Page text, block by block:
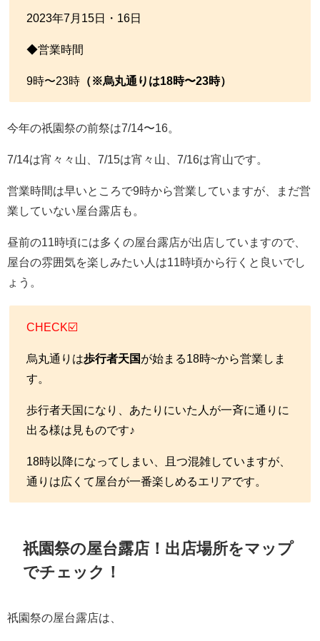
2023年7月15日・16日
◆営業時間
9時〜23時 （※烏丸通りは18時〜23時）
今年の祇園祭の前祭は7/14〜16。
7/14は宵々々山、7/15は宵々山、7/16は宵山です。
営業時間は早いところで9時から営業していますが、まだ営
業していない屋台露店も。
昼前の11時頃には多くの屋台露店が出店していますので、
屋台の雰囲気を楽しみたい人は11時頃から行くと良いでし
ょう。
CHECK☑️
烏丸通りは歩行者天国が始まる18時~から営業しま
す。
歩行者天国になり、あたりにいた人が一斉に通りに
出る様は見ものです♪
18時以降になってしまい、且つ混雑していますが、
通りは広くて屋台が一番楽しめるエリアです。
祇園祭の屋台露店！出店場所をマップ
でチェック！
祇園祭の屋台露店は、